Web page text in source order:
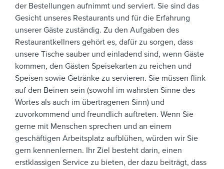
der Bestellungen aufnimmt und serviert. Sie sind das
Gesicht unseres Restaurants und für die Erfahrung
unserer Gäste zuständig. Zu den Aufgaben des
Restaurantkellners gehört es, dafür zu sorgen, dass
unsere Tische sauber und einladend sind, wenn Gäste
kommen, den Gästen Speisekarten zu reichen und
Speisen sowie Getränke zu servieren. Sie müssen flink
auf den Beinen sein (sowohl im wahrsten Sinne des
Wortes als auch im übertragenen Sinn) und
zuvorkommend und freundlich auftreten. Wenn Sie
gerne mit Menschen sprechen und an einem
geschäftigen Arbeitsplatz aufblühen, würden wir Sie
gern kennenlernen. Ihr Ziel besteht darin, einen
erstklassigen Service zu bieten, der dazu beiträgt, dass